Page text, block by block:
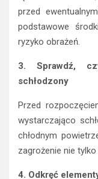
przed
podstawowe
ryzyko obrażeń.
3. Sprawdź,
schłodzony
Przed
wystarczająco
chłodnym
zagrożenie nie
4. Odkręć